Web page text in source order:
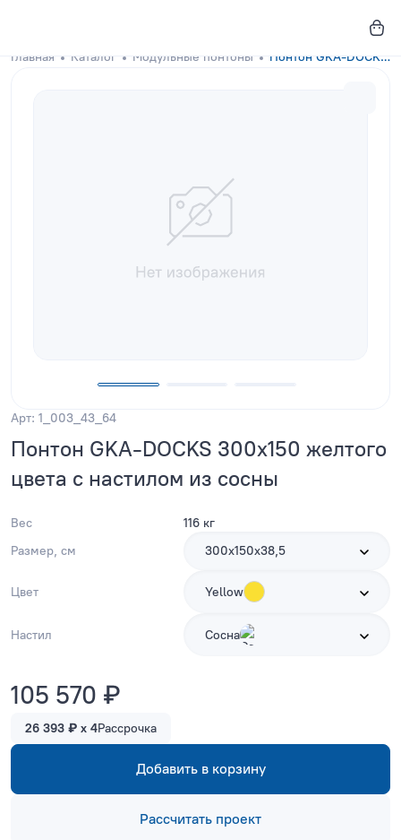
Главная Каталог Модульные понтоны Понтон GKA-DOCKS 300x150 Yellow с настилом из сосны
Арт: 1_003_43_64
Понтон GKA-DOCKS 300x150 желтого
цвета с настилом из сосны
Вес
116 кг
Размер, см
300х150х38,5
Цвет Yellow
Настил Сосна
105 570 ₽
26 393 ₽ x 4Рассрочка
Добавить в корзину
Рассчитать проект